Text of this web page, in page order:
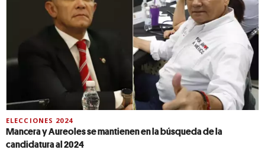
ELECCIONES 2024
Mancera y Aureoles se mantienen en la búsqueda de la
candidatura al 2024